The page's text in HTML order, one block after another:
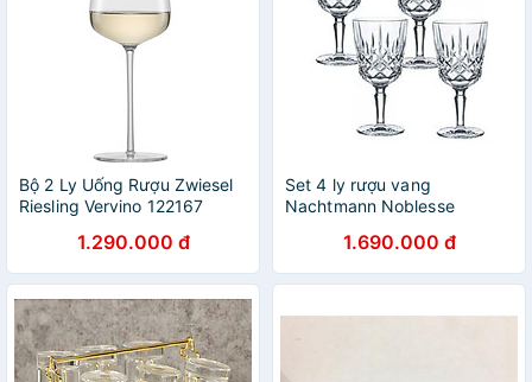
Bộ 2 Ly Uống Rượu Zwiesel
Riesling Vervino 122167
1.290.000 đ
Set 4 ly rượu vang
Nachtmann Noblesse
hàng chính hãng
1.690.000 đ